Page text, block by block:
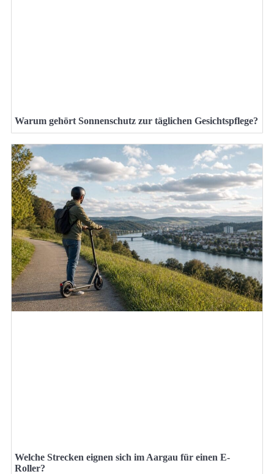
Warum gehört Sonnenschutz zur täglichen Gesichtspflege?
Welche Strecken eignen sich im Aargau für einen E-
Roller?